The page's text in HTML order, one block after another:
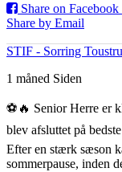
Share on Facebook
Share by Email
STIF - Sorring
1 måned Siden
⚽️🔥 Senior Herre er
blev afsluttet på
Efter en stærk sæson
sommerpause, inden